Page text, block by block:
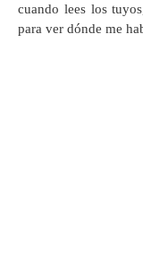
cuando lees los
para ver dónde me